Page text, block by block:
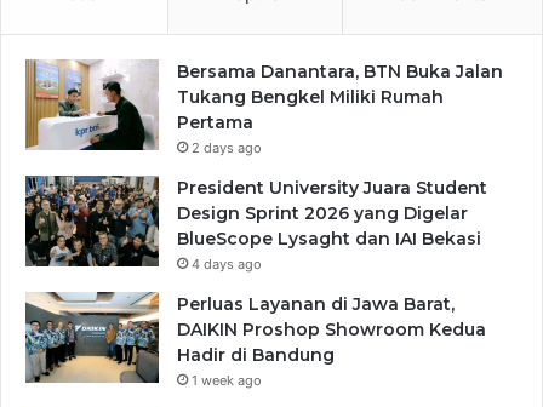
Bersama Danantara, BTN Buka Jalan
Tukang Bengkel Miliki Rumah
Pertama
2 days ago
President University Juara Student
Design Sprint 2026 yang Digelar
BlueScope Lysaght dan IAI Bekasi
4 days ago
Perluas Layanan di Jawa Barat,
DAIKIN Proshop Showroom Kedua
Hadir di Bandung
1 week ago